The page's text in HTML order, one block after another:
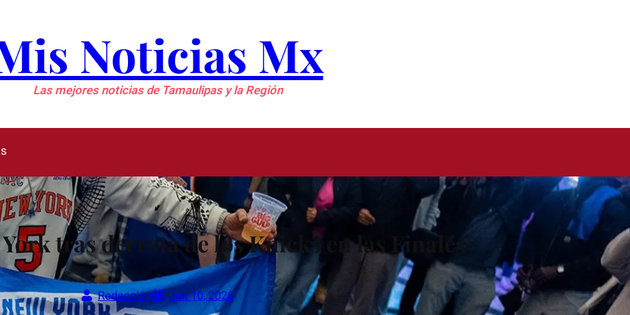
Noticias Mx
Las mejores noticias de Tamaulipas y la Región
tras derrota de los Knicks en las Finales
Redacción Jun 10, 2026